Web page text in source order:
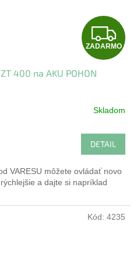
Z
A
A
R
M
O
ZADARMO
400 na AKU POHON
Skladom
DETAIL
VARESU môžete ovládať novo
a dajte si napríklad
Kód: 4235